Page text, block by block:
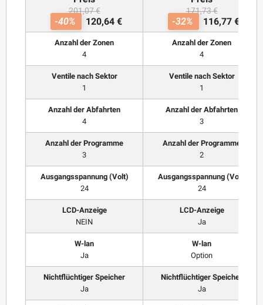
201,07 €
-40% 120,64 €
171,73 €
-32% 116,77 €
Anzahl der Zonen
4
Anzahl der Zonen
4
Ventile nach Sektor
1
Ventile nach Sektor
1
Anzahl der Abfahrten
4
Anzahl der Abfahrten
3
Anzahl der Programme
3
Anzahl der Programme
2
Ausgangsspannung (Volt)
24
Ausgangsspannung (Volt)
24
LCD-Anzeige
NEIN
LCD-Anzeige
Ja
W-lan
Ja
W-lan
Option
Nichtflüchtiger Speicher
Ja
Nichtflüchtiger Speicher
Ja